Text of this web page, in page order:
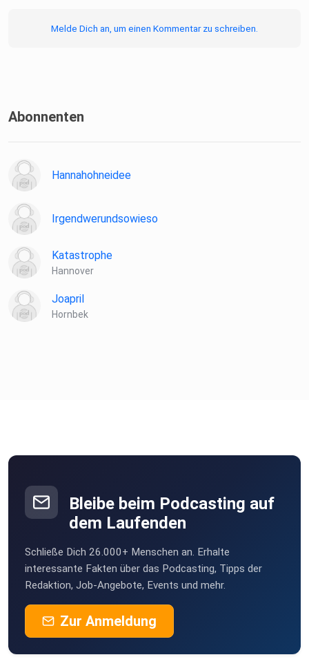
Melde Dich an, um einen Kommentar zu schreiben.
Abonnenten
Hannahohneidee
Irgendwerundsowieso
Katastrophe
Hannover
Joapril
Hornbek
Bleibe beim Podcasting auf
dem Laufenden
Schließe Dich 26.000+ Menschen an. Erhalte
interessante Fakten über das Podcasting, Tipps der
Redaktion, Job-Angebote, Events und mehr.
Zur Anmeldung